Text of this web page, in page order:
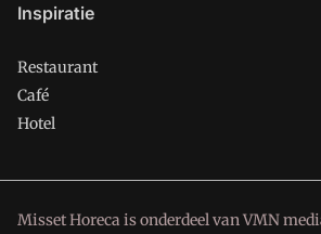
Inspiratie
Restaurant
Café
Hotel
Misset Horeca is onderdeel van VMN